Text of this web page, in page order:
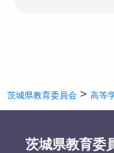
茨城県教育委員会 >高等
茨城県教育委